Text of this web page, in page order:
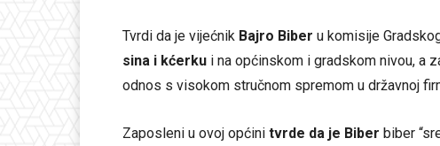
Tvrdi da je vijećnik Bajro Biber u komisije
sina i kćerku i na općinskom i gradskom nivou, a
odnos s visokom stručnom spremom u državnoj
Zaposleni u ovoj općini tvrde da je Biber biber